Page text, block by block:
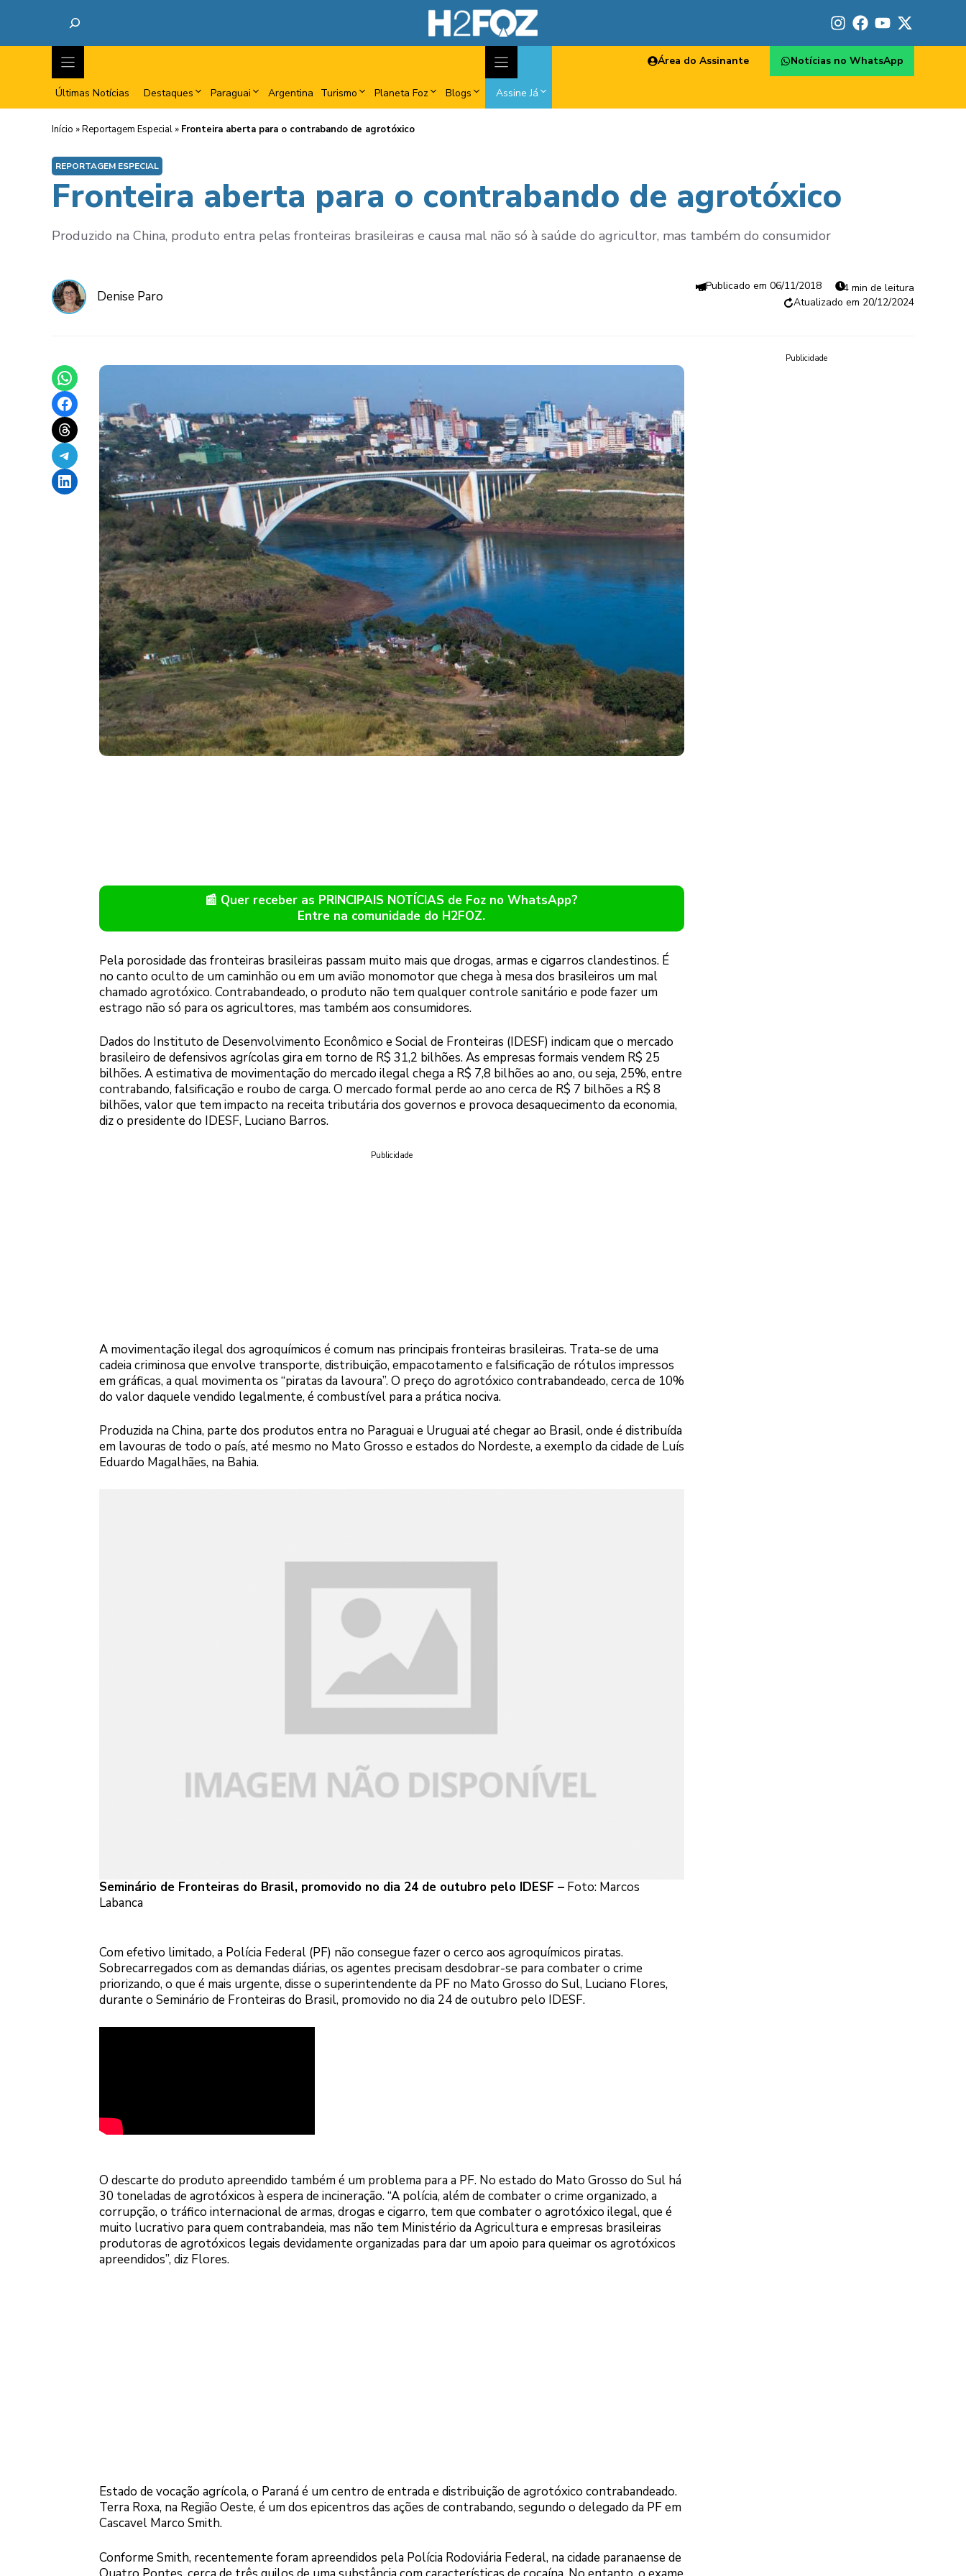
Últimas Notícias Destaques Paraguai Argentina Turismo Planeta Foz Blogs Assine Já
Área do Assinante Notícias no WhatsApp
Início »Reportagem Especial » Fronteira aberta para o contrabando de agrotóxico
REPORTAGEM ESPECIAL
Fronteira aberta para o contrabando de agrotóxico
Produzido na China, produto entra pelas fronteiras brasileiras e causa mal não só à saúde do agricultor, mas também do consumidor
Denise Paro
06/11/2018
4 min de leitura
20/12/2024
Share on WhatsApp
Share on Facebook
Share on Threads
Share on Telegram
Share on LinkedIn
📰 Quer receber as PRINCIPAIS NOTÍCIAS de Foz no WhatsApp?
Entre na comunidade do H2FOZ.
Pela porosidade das fronteiras brasileiras passam muito mais que drogas, armas e cigarros clandestinos. É
no canto oculto de um caminhão ou em um avião monomotor que chega à mesa dos brasileiros um mal
chamado agrotóxico. Contrabandeado, o produto não tem qualquer controle sanitário e pode fazer um
estrago não só para os agricultores, mas também aos consumidores.
Dados do Instituto de Desenvolvimento Econômico e Social de Fronteiras (IDESF) indicam que o mercado
brasileiro de defensivos agrícolas gira em torno de R$ 31,2 bilhões. As empresas formais vendem R$ 25
bilhões. A estimativa de movimentação do mercado ilegal chega a R$ 7,8 bilhões ao ano, ou seja, 25%, entre
contrabando, falsificação e roubo de carga. O mercado formal perde ao ano cerca de R$ 7 bilhões a R$ 8
bilhões, valor que tem impacto na receita tributária dos governos e provoca desaquecimento da economia,
diz o presidente do IDESF, Luciano Barros.
Publicidade
A movimentação ilegal dos agroquímicos é comum nas principais fronteiras brasileiras. Trata-se de uma
cadeia criminosa que envolve transporte, distribuição, empacotamento e falsificação de rótulos impressos
em gráficas, a qual movimenta os “piratas da lavoura”. O preço do agrotóxico contrabandeado, cerca de 10%
do valor daquele vendido legalmente, é combustível para a prática nociva.
Produzida na China, parte dos produtos entra no Paraguai e Uruguai até chegar ao Brasil, onde é distribuída
em lavouras de todo o país, até mesmo no Mato Grosso e estados do Nordeste, a exemplo da cidade de Luís
Eduardo Magalhães, na Bahia.
Seminário de Fronteiras do Brasil, promovido no dia 24 de outubro pelo IDESF –Foto: Marcos
Labanca
Com efetivo limitado, a Polícia Federal (PF) não consegue fazer o cerco aos agroquímicos piratas.
Sobrecarregados com as demandas diárias, os agentes precisam desdobrar-se para combater o crime
priorizando, o que é mais urgente, disse o superintendente da PF no Mato Grosso do Sul, Luciano Flores,
durante o Seminário de Fronteiras do Brasil, promovido no dia 24 de outubro pelo IDESF.
O descarte do produto apreendido também é um problema para a PF. No estado do Mato Grosso do Sul há
30 toneladas de agrotóxicos à espera de incineração. “A polícia, além de combater o crime organizado, a
corrupção, o tráfico internacional de armas, drogas e cigarro, tem que combater o agrotóxico ilegal, que é
muito lucrativo para quem contrabandeia, mas não tem Ministério da Agricultura e empresas brasileiras
produtoras de agrotóxicos legais devidamente organizadas para dar um apoio para queimar os agrotóxicos
apreendidos”, diz Flores.
Estado de vocação agrícola, o Paraná é um centro de entrada e distribuição de agrotóxico contrabandeado.
Terra Roxa, na Região Oeste, é um dos epicentros das ações de contrabando, segundo o delegado da PF em
Cascavel Marco Smith.
Conforme Smith, recentemente foram apreendidos pela Polícia Rodoviária Federal, na cidade paranaense de
Publicidade